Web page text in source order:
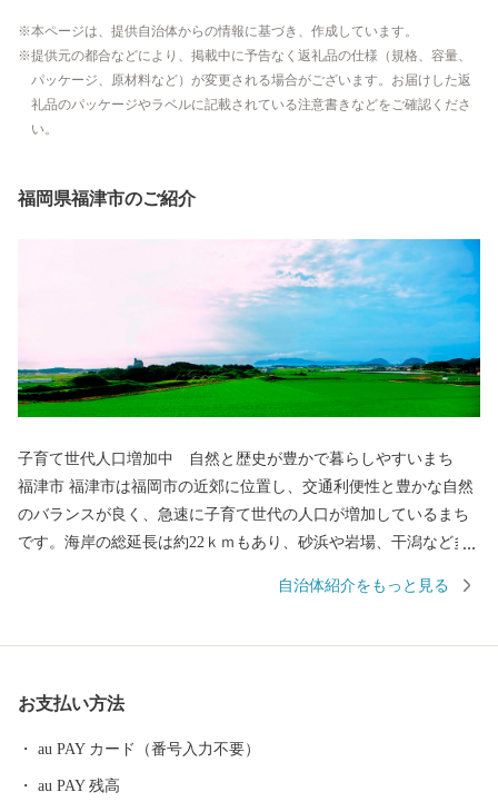
本ページは、提供自治体からの情報に基づき、作成しています。
提供元の都合などにより、掲載中に予告なく返礼品の仕様（規格、容量、
パッケージ、原材料など）が変更される場合がございます。お届けした返
礼品のパッケージやラベルに記載されている注意書きなどをご確認くださ
い。
福岡県福津市のご紹介
子育て世代人口増加中 自然と歴史が豊かで暮らしやすいまち
福津市 福津市は福岡市の近郊に位置し、交通利便性と豊かな自然
のバランスが良く、急速に子育て世代の人口が増加しているまち
です。海岸の総延長は約22ｋｍもあり、砂浜や岩場、干潟など多
島」宗像・沖ノ島と関連遺産群の一つである新原・奴山古墳群、
行きたい、住みたい、住み続けたい、福津の地場産品などを買い
えしたく、お礼の品をご準備しました。 皆様からいただいた寄附
自治体紹介をもっと見る
お支払い方法
au PAY カード（番号入力不要）
au PAY 残高